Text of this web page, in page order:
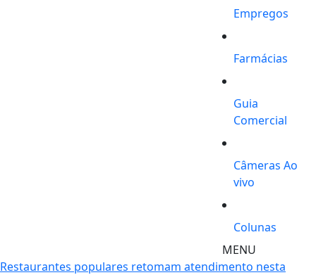
Empregos
Farmácias
Guia
Comercial
Câmeras Ao
vivo
Colunas
MENU
Restaurantes populares retomam atendimento nesta